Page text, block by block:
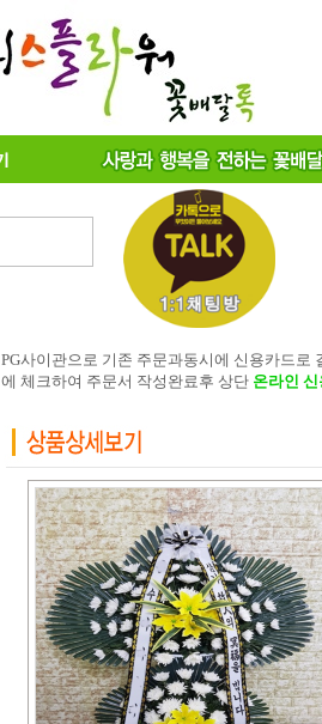
PG사이관으로 기존 주문과동시에 신용카드
에 체크하여 주문서 작성완료후 상단 온라인